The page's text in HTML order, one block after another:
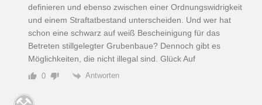
definieren und ebenso zwischen einer Ordnungswidrigkeit
und einem Straftatbestand unterscheiden. Und wer hat
schon eine schwarz auf weiß Bescheinigung für das
Betreten stillgelegter Grubenbaue? Dennoch gibt es
Möglichkeiten, die nicht illegal sind. Glück Auf
0 Antworten